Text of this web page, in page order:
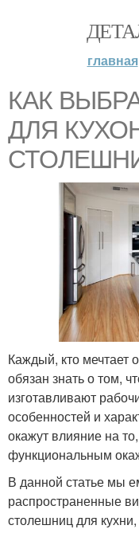
главная
КАК
ДЛЯ
Каждый, кто мечтает
обязан знать о том,
изготавливают
особенностей и
окажут влияние на
функциональным
В данной статье мы
распространенные
столешниц для